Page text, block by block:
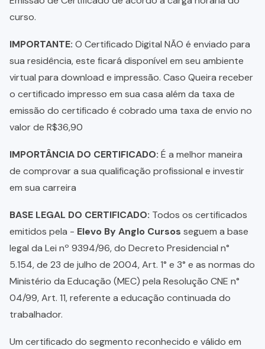
curso.
IMPORTANTE: O Certificado Digital NÃO é enviado para
sua residência, este ficará disponível em seu ambiente
virtual para download e impressão. Caso Queira receber
o certificado impresso em sua casa além da taxa de
emissão do certificado é cobrado uma taxa de envio no
valor de R$36,90
IMPORTÂNCIA DO CERTIFICADO: É a melhor maneira
de comprovar a sua qualificação profissional e investir
em sua carreira
BASE LEGAL DO CERTIFICADO: Todos os certificados
emitidos pela - Elevo By Anglo Cursos seguem a base
legal da Lei nº 9394/96, do Decreto Presidencial n°
5.154, de 23 de julho de 2004, Art. 1° e 3° e as normas do
Ministério da Educação (MEC) pela Resolução CNE n°
04/99, Art. 11, referente a educação continuada do
trabalhador.
Um certificado do segmento reconhecido e válido em